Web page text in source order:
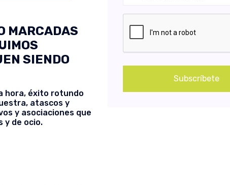
MARCADAS
SIENDO
hora, éxito rotundo
atascos y
y asociaciones que
y de ocio.
Subscríbete